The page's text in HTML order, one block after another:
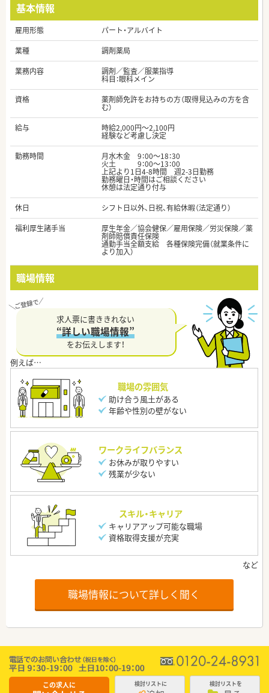
基本情報
雇用形態
パート・アルバイト
業種
調剤薬局
業務内容
調剤／監査／服薬指導
科目：眼科メイン
資格
薬剤師免許をお持ちの方（取得見込みの方を含
む）
給与
時給2,000円～2,100円
経験など考慮し決定
勤務時間
月水木金 9：00～18：30
火土 9：00～13：00
上記より1日4-8時間 週2-3日勤務
勤務曜日・時間はご相談ください
休憩は法定通り付与
休日
シフト日以外、日祝、有給休暇（法定通り）
福利厚生諸手当
厚生年金／協会健保／雇用保険／労災保険／薬
剤師賠償責任保険
通勤手当全額支給 各種保険完備（就業条件に
より加入）
職場情報
求人票に書ききれない
“詳しい職場情報”
をお伝えします！
職場の雰囲気
助け合う風土がある
年齢や性別の壁がない
ワークライフバランス
お休みが取りやすい
残業が少ない
スキル・キャリア
キャリアアップ可能な職場
資格取得支援が充実
職場情報について詳しく聞く
この求人に 検討リストに 検討リストを